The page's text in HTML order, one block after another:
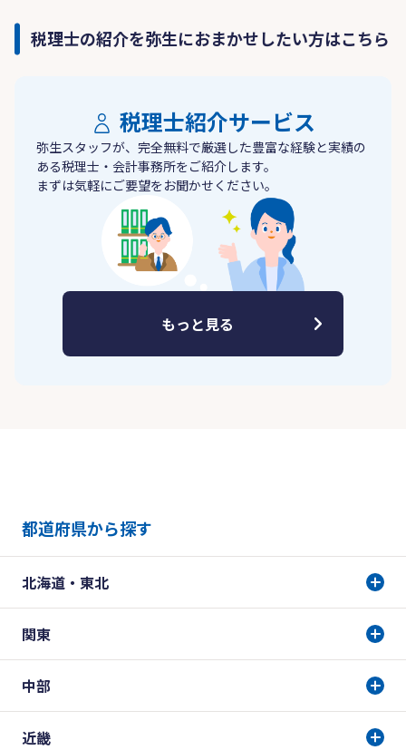
税理士の紹介を弥生におまかせしたい方はこちら
税理士紹介サービス
弥生スタッフが、完全無料で厳選した豊富な経験と実績の
ある税理士・会計事務所をご紹介します。
まずは気軽にご要望をお聞かせください。
もっと見る
都道府県から探す
北海道・東北
関東
中部
近畿